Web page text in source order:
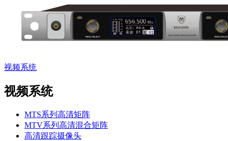
视频系统
视频系统
MTS系列高清矩阵
MTV系列高清混合矩阵
高清跟踪摄像头